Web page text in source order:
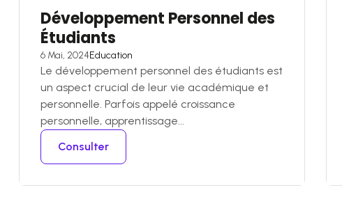
Développement Personnel des
Étudiants
6 Mai, 2024Education
Le développement personnel des étudiants est
un aspect crucial de leur vie académique et
personnelle. Parfois appelé croissance
personnelle, apprentissage...
Consulter